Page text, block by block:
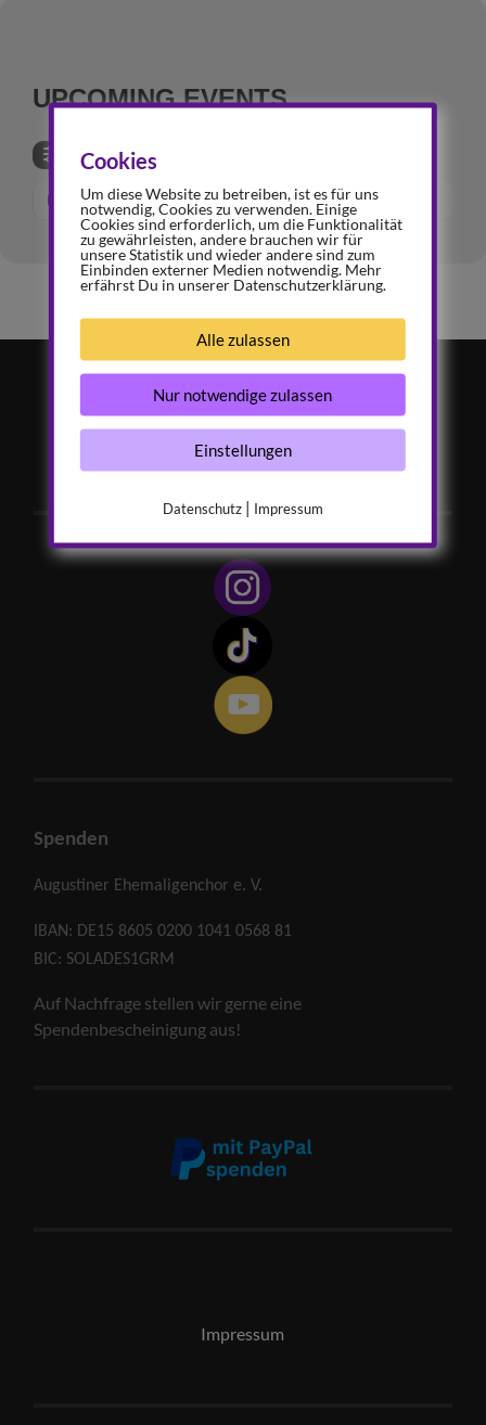
UPCOMING EVENTS
KEINE VERANSTALTUNGEN
Mitglied werden...
Spenden
Augustiner Ehemaligenchor e. V.
IBAN: DE15 8605 0200 1041 0568 81
BIC: SOLADES1GRM
Auf Nachfrage stellen wir gerne eine
Spendenbescheinigung aus!
Impressum
Cookies
Um diese Website zu betreiben, ist es für uns
notwendig, Cookies zu verwenden. Einige
Cookies sind erforderlich, um die Funktionalität
zu gewährleisten, andere brauchen wir für
unsere Statistik und wieder andere sind zum
Einbinden externer Medien notwendig. Mehr
erfährst Du in unserer Datenschutzerklärung.
Alle zulassen
Nur notwendige zulassen
Einstellungen
Datenschutz| Impressum